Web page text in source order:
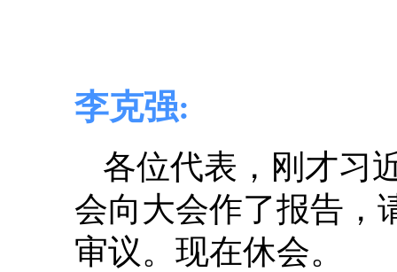
李克强:
各位代表，刚才习
会向大会作了报告，
审议。现在休会。